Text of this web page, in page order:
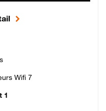
Wifi 7
1